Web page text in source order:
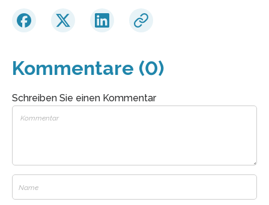
Kommentare (0)
Schreiben Sie einen Kommentar